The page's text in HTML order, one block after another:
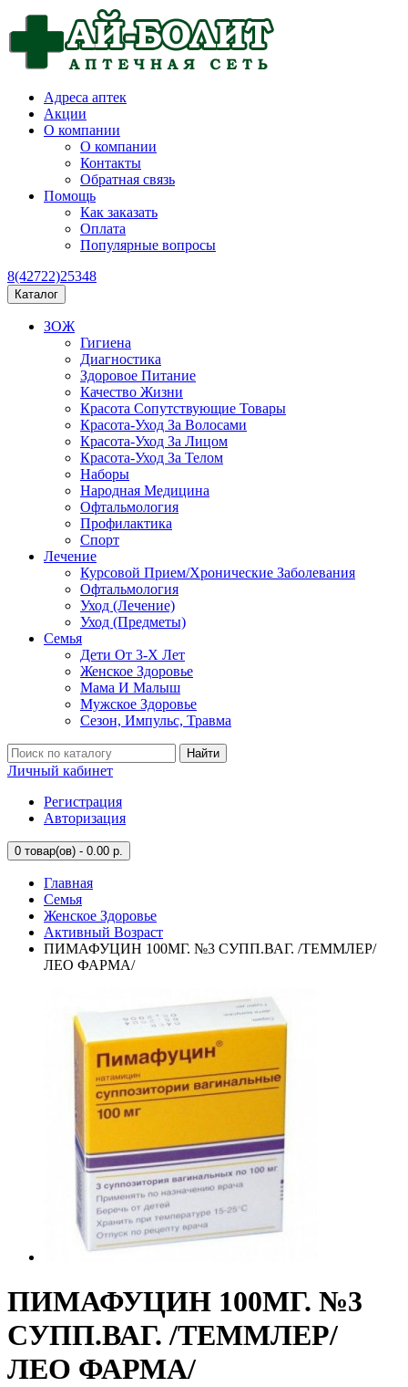
Адреса аптек
Акции
О компании
О компании
Контакты
Обратная связь
Помощь
Как заказать
Оплата
Популярные вопросы
8(42722)25348
Каталог
ЗОЖ
Гигиена
Диагностика
Здоровое Питание
Качество Жизни
Красота Сопутствующие Товары
Красота-Уход За Волосами
Красота-Уход За Лицом
Красота-Уход За Телом
Наборы
Народная Медицина
Офтальмология
Профилактика
Спорт
Лечение
Курсовой Прием/Хронические Заболевания
Офтальмология
Уход (Лечение)
Уход (Предметы)
Семья
Дети От 3-Х Лет
Женское Здоровье
Мама И Малыш
Мужское Здоровье
Сезон, Импульс, Травма
Найти
Личный кабинет
Регистрация
Авторизация
0 товар(ов) - 0.00 р.
Главная
Семья
Женское Здоровье
Активный Возраст
ПИМАФУЦИН 100МГ. №3 СУПП.ВАГ. /ТЕММЛЕР/
ЛЕО ФАРМА/
ПИМАФУЦИН 100МГ. №3
СУПП.ВАГ. /ТЕММЛЕР/
ЛЕО ФАРМА/